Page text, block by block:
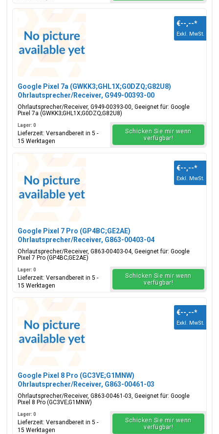
Google Pixel 7a (GWKK3;GHL1X;G0DZQ;G82U8)
Ohrlautsprecher/Receiver, G949-00393-00
Ohrlautsprecher/Receiver, G949-00393-00, Geeignet für: Google
Pixel 7a (GWKK3;GHL1X;G0DZQ;G82U8)
€--,--*
Exkl. MwSt.
Lager: 0
Lieferzeit: Versandbereit in 5 -
15 Werktagen
Schicken Sie mir wenn
verfügbar!
Google Pixel 7 Pro (GP4BC;GE2AE)
Ohrlautsprecher/Receiver, G863-00403-04
Ohrlautsprecher/Receiver, G863-00403-04, Geeignet für: Google
Pixel 7 Pro (GP4BC;GE2AE)
€--,--*
Exkl. MwSt.
Lager: 0
Lieferzeit: Versandbereit in 5 -
15 Werktagen
Schicken Sie mir wenn
verfügbar!
Google Pixel 8 Pro (GC3VE;G1MNW)
Ohrlautsprecher/Receiver, G863-00461-03
Ohrlautsprecher/Receiver, G863-00461-03, Geeignet für: Google
Pixel 8 Pro (GC3VE;G1MNW)
€--,--*
Exkl. MwSt.
Lager: 0
Lieferzeit: Versandbereit in 5 -
15 Werktagen
Schicken Sie mir wenn
verfügbar!